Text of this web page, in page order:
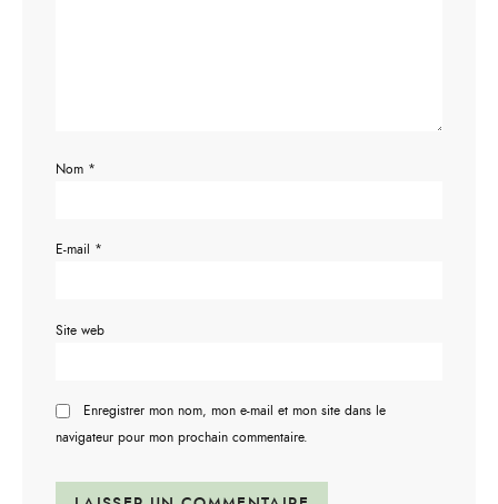
Nom *
E-mail *
Site web
Enregistrer mon nom, mon e-mail et mon site dans le
navigateur pour mon prochain commentaire.